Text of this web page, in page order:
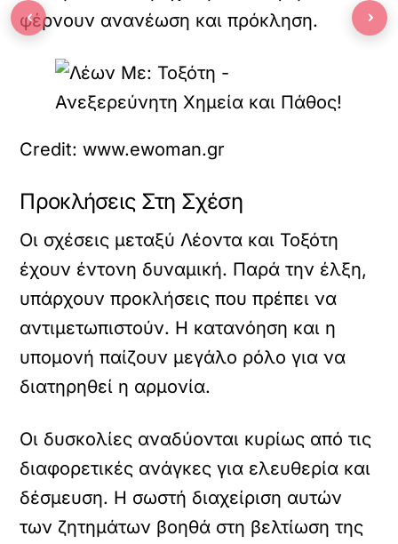
φέρνουν ανανέωση και πρόκληση.
Credit: www.ewoman.gr
Προκλήσεις Στη Σχέση
Οι σχέσεις μεταξύ Λέοντα και Τοξότη
έχουν έντονη δυναμική. Παρά την έλξη,
υπάρχουν προκλήσεις που πρέπει να
αντιμετωπιστούν. Η κατανόηση και η
υπομονή παίζουν μεγάλο ρόλο για να
διατηρηθεί η αρμονία.
Οι δυσκολίες αναδύονται κυρίως από τις
διαφορετικές ανάγκες για ελευθερία και
δέσμευση. Η σωστή διαχείριση αυτών
των ζητημάτων βοηθά στη βελτίωση της
‹ ›